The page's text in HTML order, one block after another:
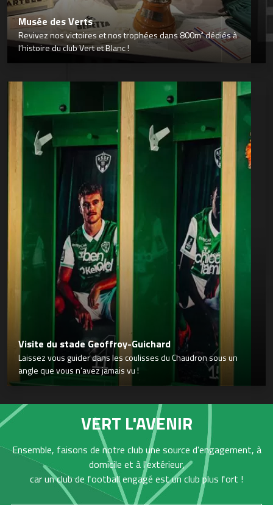
Musée des Verts
Revivez nos victoires et nos trophées dans 800m² dédiés à
l’histoire du club Vert et Blanc !
Visite du stade Geoffroy-Guichard
Laissez vous guider dans les coulisses du Chaudron sous un
angle que vous n’avez jamais vu !
VERT L'AVENIR
Ensemble, faisons de notre club une source d'engagement, à
domicile et à l'extérieur,
car un club de football engagé est un club plus fort !